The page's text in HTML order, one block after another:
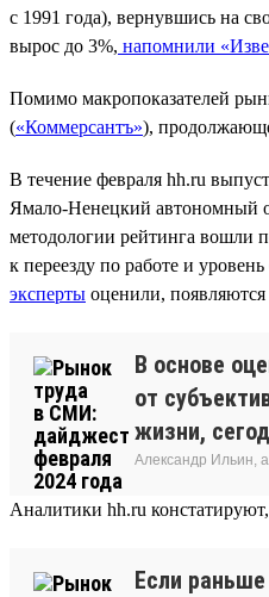
с 1991 года), вернувшись на
вырос до 3%, напомнили
Помимо макропоказателей
(«Коммерсантъ»),
В течение февраля hh.ru
Ямало-Ненецкий автономный
методологии рейтинга вошли
к переезду по работе и
эксперты оценили,
В основе
от
жизни,
Александр Ильин,
Аналитики hh.ru
Если